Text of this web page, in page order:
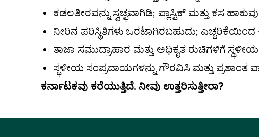
ಕಡಲತೀರವನ್ನು ಸ್ವಚ್ಛವಾಗಿಡಿ; ಪ್ಲಾಸ್ಟಿಕ್ ಮತ್ತು ಕಸ
ನೀರಿನ ಪರಿಸ್ಥಿತಿಗಳು ಒರಟಾಗಿರಬಹುದು; ಎಚ್ಚರಿಕೆಯಿಂದ
ತಾಜಾ ಸಮುದ್ರಾಹಾರ ಮತ್ತು ಅಧಿಕೃತ ರುಚಿಗಳಿಗೆ
ಸ್ಥಳೀಯ ಸಂಪ್ರದಾಯಗಳನ್ನು ಗೌರವಿಸಿ ಮತ್ತು ಪ್ರಶಾಂತ
ಕರ್ನಾಟಕವು ಕರೆಯುತ್ತಿದೆ. ನೀವು ಉತ್ತರಿಸುತ್ತೀರಾ?